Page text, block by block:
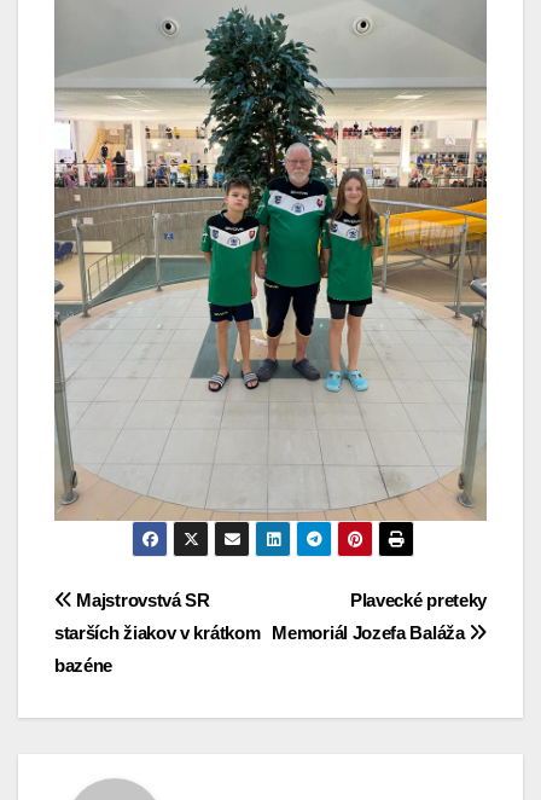
Navigácia
v
článku
Plavecké preteky
Memoriál Jozefa Baláža
Majstrovstvá SR
starších žiakov v krátkom
bazéne